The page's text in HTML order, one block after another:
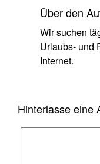
Über den
Wir suchen
Urlaubs- und
Internet.
Hinterlasse eine